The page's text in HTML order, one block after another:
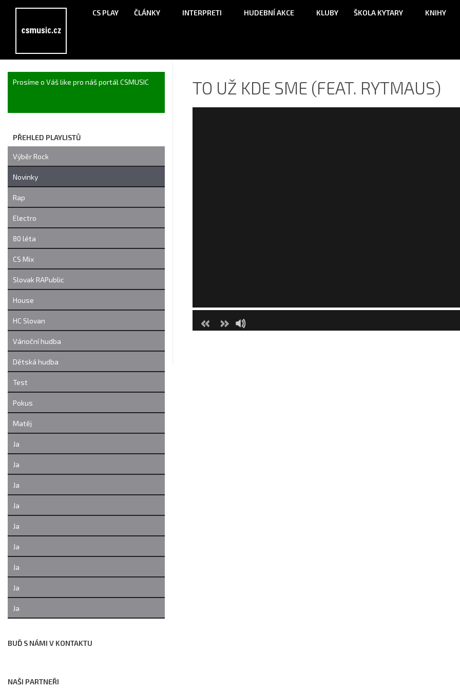
CS PLAY ČLÁNKY INTERPRETI HUDEBNÍ AKCE KLUBY ŠKOLA KYTARY KNIHY
TO UŽ KDE SME (FEAT. RYTMAUS)
Prosíme o Váš like pro náš portál CSMUSIC
PŘEHLED PLAYLISTŮ
Výběr Rock
Novinky
Rap
Electro
80 léta
CS Mix
Slovak RAPublic
House
HC Slovan
Vánoční hudba
Dětská hudba
Test
Pokus
Matěj
Ja
Ja
Ja
Ja
Ja
Ja
Ja
Ja
Ja
BUĎ S NÁMI V KONTAKTU
NAŠI PARTNEŘI